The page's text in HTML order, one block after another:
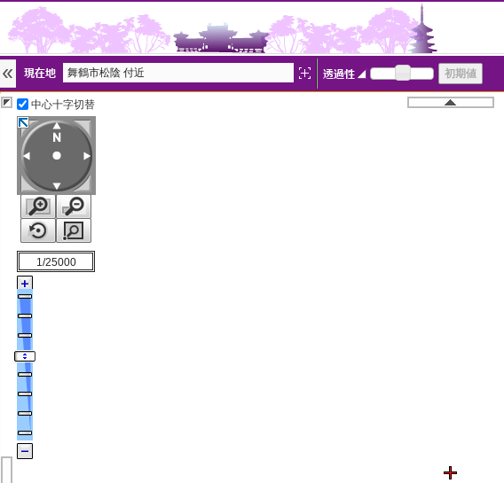
舞鶴市松陰 付近
京都府わが街ガイド
中心十字切替
1/25000
35.45205195,135.32186112